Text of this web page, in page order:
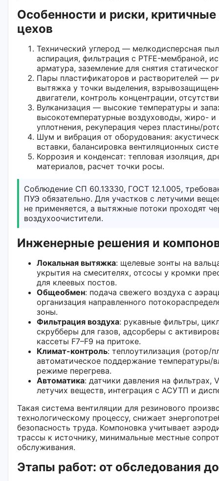
Особенности и риски,
цехов
Технический углерод — мелкодисперсная
аспирация, фильтрация с PTFE-мембраной,
арматура, заземление для снятия
Пары пластификаторов и растворителей —
вытяжка у точки выделения,
двигатели, контроль концентрации,
Вулканизация — высокие температуры и
высокотемпературные воздуховоды, жиро- и
уплотнения, рекуперация через пластины/
Шум и вибрация от оборудования:
вставки, балансировка вентиляционных
Коррозия и конденсат: тепловая изоляция,
материалов, расчет точки росы.
Соблюдение СП 60.13330, ГОСТ 12.1.005,
ПУЭ обязательно. Для участков с летучими
не применяется, а вытяжные потоки проходят
воздухоочистители.
Инженерные решения и
Локальная вытяжка: щелевые зонты на
укрытия на смесителях, отсосы у кромки
для клеевых постов.
Общеобмен: подача свежего воздуха с
организация направленного
зоны.
Фильтрация воздуха: рукавные фильтры,
скрубберы для газов, адсорберы с
кассеты F7–F9 на притоке.
Климат-контроль: теплоутилизация (ротор/
автоматическое поддержание температуры/
режиме перегрева.
Автоматика: датчики давления на фильтрах,
летучих веществ, интеграция с АСУТП и
Такая система вентиляции для резинового
технологическому процессу, снижает
безопасность труда. Компоновка учитывает
трассы к источнику, минимальные местные
обслуживания.
Этапы работ: от обследования